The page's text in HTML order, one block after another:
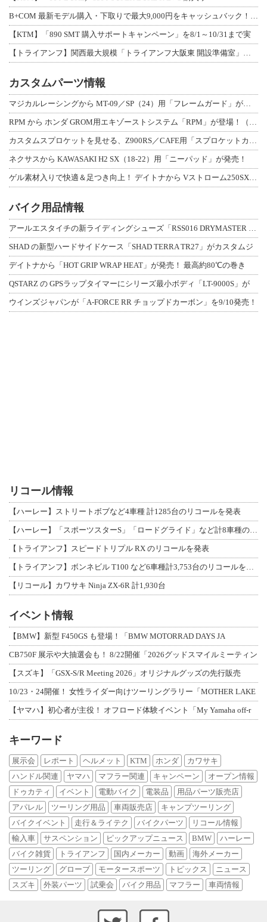
B+COM 最新モデル購入・下取りで最大9,000円をキャッシュバック！「B+F
【KTM】「890 SMT 購入サポートキャンペーン」を8/1～10/31まで実
【トライアンフ】関西最大規模「トライアンフ大阪東 開設準備室」がオープン！ 限定
カスタムパーツ情報
マジカルレーシングから MT-09／SP（24）用「フレームガード」が登場！
RPM から ホンダ GROM用エキゾーストシステム「RPM」が登場！（動画あり
カスタムスプロケットを見せる、Z900RS／CAFE用「スプロケットカバーフルキ
ネクサスから KAWASAKI H2 SX（18-22）用「ニーパッド」が発売！
ゲル素材入りで快適＆足つき向上！ デイトナから Vストローム250SX用「快適ロ
バイク用品情報
アールエスタイチの新ライディングシューズ「RSS016 DRYMASTER スト
SHAD の新型ハードサイドケース「SHAD TERRA TR27」がカスタムジ
デイトナから「HOT GRIP WRAP HEAT」が発売！ 最高約80℃の巻き
QSTARZ の GPSラップタイマーにシリーズ最小ボディ「LT-9000S」が
ウインズジャパンが「A-FORCE RR チョップドカーボン」を9/10発売！
リコール情報
【ハーレー】ストリートボブなど4車種 計1285台のリコールを発表
【ハーレー】「スポーツスターS」「ロードグライド」など計8車種のリコールを発表
【トライアンフ】スピードトリプル RX のリコールを発表
【トライアンフ】ボンネビル T100 など6車種計3,753台のリコールを発表
【リコール】カワサキ Ninja ZX-6R 計1,930台
イベント情報
【BMW】新型 F450GS も登場！「BMW MOTORRAD DAYS JA
CB750F 展示や大抽選会も！ 8/22開催「2026グッドスマイルミーティン
【スズキ】「GSX-S/R Meeting 2026」オリジナルグッズの先行販売
10/23・24開催！ 女性ライダー向けツーリングラリー「MOTHER LAKE
【ヤマハ】初心者が主役！ オフロード体験イベント「My Yamaha off-r
キーワード
展示会 レポート ヘルメット KTM ホンダ
カワサキ
ハンドル関連
ヤマハ マフラー関連 キャンペーン
オープン情報
ドゥカティ
イベント 電動バイク 電装品
用品パーツ販売店
アパレル
ツーリング用品 車両販売店
キャンプツーリング
バイクイベント
走行＆ライテク バイクパーツ
リコール情報
輸入車
サスペンション ピックアップニュース BMW
ハーレー
バイク雑貨
トライアンフ 国内メーカー 動画
海外メーカー
ツーリング
グローブ モータースポーツ トピックス
ニュース
スズキ
外装パーツ 試乗会 バイク用品 マフラー 車両情報